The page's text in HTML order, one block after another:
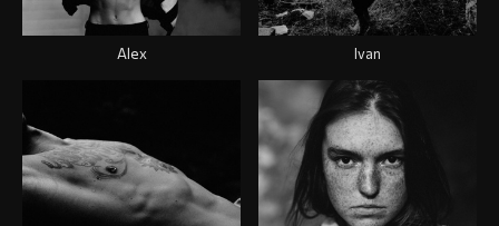
Alex Ivan